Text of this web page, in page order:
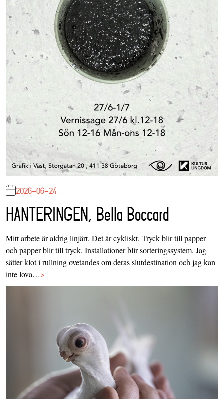
2026-06-24
HANTERINGEN, Bella Boccard
Mitt arbete är aldrig linjärt. Det är cykliskt. Tryck blir till papper
och papper blir till tryck. Installationer blir sorteringssystem. Jag
sätter klot i rullning ovetandes om deras slutdestination och jag kan
inte lova…>